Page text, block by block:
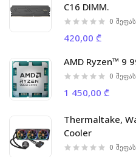
C16 DIMM.
0
420,00 ₾
AMD Ryzen™ 9
0
1 450,00 ₾
Thermaltake,
Cooler
0